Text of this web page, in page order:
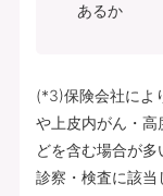
あるか
(*3)保険会社によ
や上皮内がん・高
どを含む場合が
診察・検査に該当